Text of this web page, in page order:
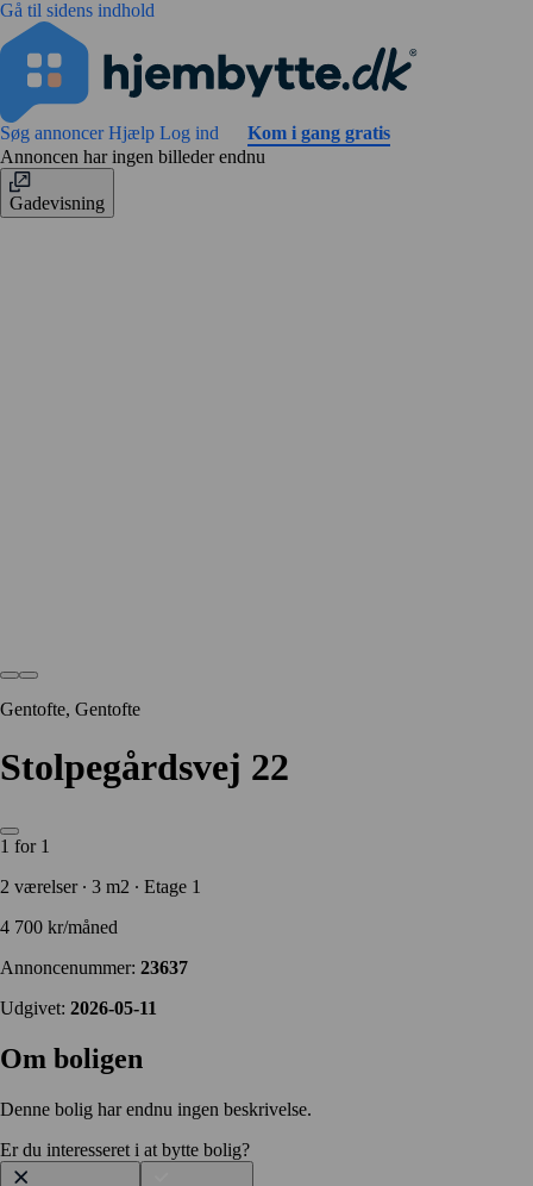
Gå til sidens indhold
Søg annoncerHjælp Log ind
Kom i gang gratis
Annoncen har ingen billeder endnu
Gadevisning
Gentofte, Gentofte
Stolpegårdsvej 22
1 for 1
2 værelser ∙ 3 m2 ∙ Etage 1
4 700 kr/måned
Annoncenummer: 23637
Udgivet: 2026-05-11
Om boligen
Denne bolig har endnu ingen beskrivelse.
Er du interesseret i at bytte bolig?